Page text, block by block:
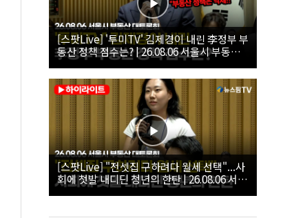
[스팟Live] '투미TV' 김제경이 내린 李정부 부
동산 정책 점수는? | 26.08.06 서울시 부동산
대토론회
[스팟Live] "전셋집 구하려다 월세 선택"...사
회에 첫발 내디딘 청년의 한탄 | 26.08.06 서울
시 부동산 대토론회